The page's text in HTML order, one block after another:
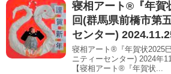
寝相アート®︎『年賀
回(群馬県前橋市第
センター)
寝相アート®『年賀状2025
ニティーセンター) 2024年
【寝相アート®︎『年賀状...